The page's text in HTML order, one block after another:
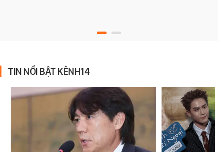
TIN NỔI BẬT KÊNH14